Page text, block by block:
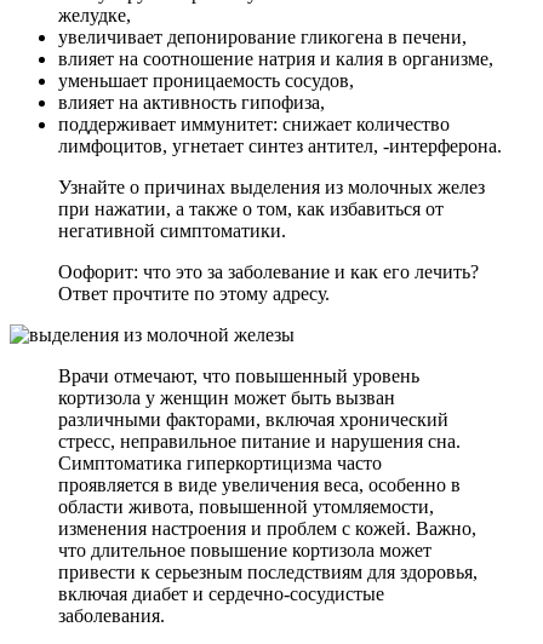
желудке,
увеличивает депонирование гликогена в печени,
влияет на соотношение натрия и калия в организме,
уменьшает проницаемость сосудов,
влияет на активность гипофиза,
поддерживает иммунитет: снижает количество
лимфоцитов, угнетает синтез антител, -интерферона.
Узнайте о причинах выделения из молочных желез
при нажатии, а также о том, как избавиться от
негативной симптоматики.
Оофорит: что это за заболевание и как его лечить?
Ответ прочтите по этому адресу.
Врачи отмечают, что повышенный уровень
кортизола у женщин может быть вызван
различными факторами, включая хронический
стресс, неправильное питание и нарушения сна.
Симптоматика гиперкортицизма часто
проявляется в виде увеличения веса, особенно в
области живота, повышенной утомляемости,
изменения настроения и проблем с кожей. Важно,
что длительное повышение кортизола может
привести к серьезным последствиям для здоровья,
включая диабет и сердечно-сосудистые
заболевания.